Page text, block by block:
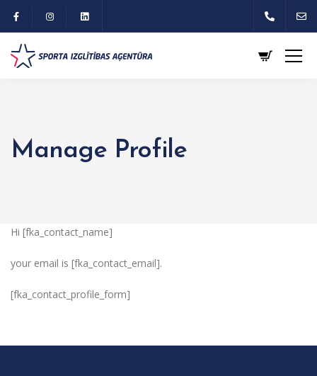
Manage Profile
Hi [fka_contact_name]
your email is [fka_contact_email].
[fka_contact_profile_form]